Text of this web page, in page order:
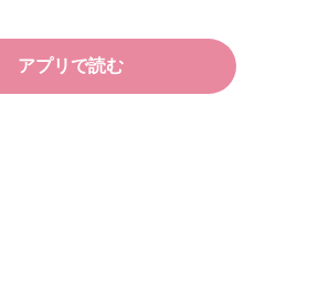
アプリで読む